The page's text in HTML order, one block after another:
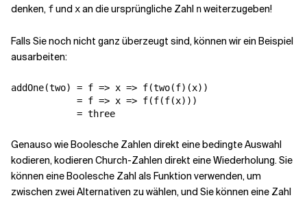
denken, fund xan die ursprüngliche Zahl nweiterzugeben!
Falls Sie noch nicht ganz überzeugt sind, können wir ein Beispiel
ausarbeiten:
addOne(two) = f => x => f(two(f)(x))
            = f => x => f(f(f(x)))
Genauso wie Boolesche Zahlen direkt eine bedingte Auswahl
kodieren, kodieren Church-Zahlen direkt eine Wiederholung. Sie
können eine Boolesche Zahl als Funktion verwenden, um
zwischen zwei Alternativen zu wählen, und Sie können eine Zahl